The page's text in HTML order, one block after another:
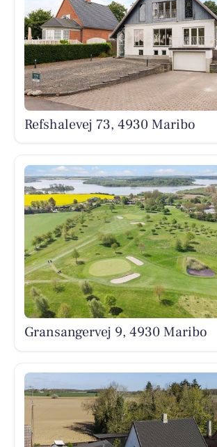
Refshalevej 73, 4930 Maribo
Gransangervej 9, 4930 Maribo